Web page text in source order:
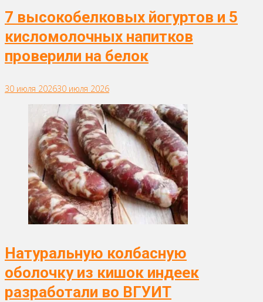
7 высокобелковых йогуртов и 5
кисломолочных напитков
проверили на белок
30 июля 202630 июля 2026
Натуральную колбасную
оболочку из кишок индеек
разработали во ВГУИТ